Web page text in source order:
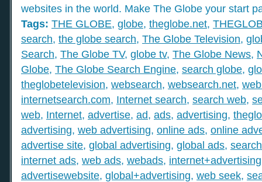
websites in the world. Make The Globe your start
Tags: THE GLOBE, globe, theglobe.net,
search, the globe search, The Globe Television,
Search, The Globe TV, globe tv, The Globe News,
Globe, The Globe Search Engine, search globe,
theglobetelevision, websearch, websearch.net,
internetsearch.com, Internet search, search web,
web, Internet, advertise, ad, ads, advertising,
advertising, web advertising, online ads, online
advertise site, global advertising, global ads,
internet ads, web ads, webads, internet+advertising
advertisewebsite, global+advertising, web seek,